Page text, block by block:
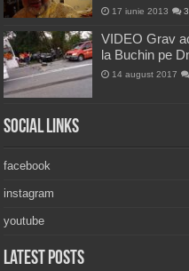
17 iunie 2013
VIDEO Grav
la Buchin pe
14 august 2017
Social Links
facebook
instagram
youtube
Latest Posts